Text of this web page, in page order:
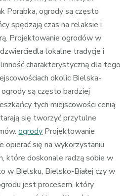
Porąbka, ogrody są często
spędzają czas na relaksie i
Projektowanie ogrodów w
lokalne tradycje i
charakterystyczną dla tego
okolic Bielska-
ogrody są często bardziej
tych miejscowości cenią
się tworzyć przytulne
ogrody Projektowanie
opierać się na wykorzystaniu
które doskonale radzą sobie w
w Bielsku, Bielsko-Białej czy w
jest procesem, który